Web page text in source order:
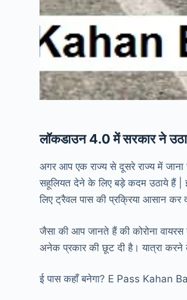
लॉकडाउन 4.0 में सरकार ने
अगर आप एक राज्य से दूसरे राज्य में
सहूलियत देने के लिए बड़े कदम उठाये हैं
लिए ट्रैवल पास की प्रक्रिया आसान
जैसा की आप जानते हैं की कोरोना
अनेक प्रकार की छूट दी है। यात्रा करने
ई पास कहाँ बनेगा? E Pass Kahan